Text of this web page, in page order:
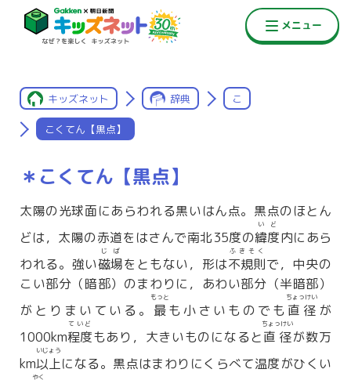
キッズネット 辞典 こ
こくてん【黒点】
＊こくてん【黒点】
太陽の光球面にあらわれる黒いはん点。黒点のほとん
どは，太陽の赤道をはさんで南北35度の緯度
いど
内にあら
われる。強い磁場
じば
をともない，形は不規則
ふきそく
で，中央の
こい部分（暗部）のまわりに，あわい部分（半暗部）
がとりまいている。 最
もっと
も小さいものでも 直径
ちょっけい
が
1000km程度
ていど
もあり，大きいものになると直径
ちょっけい
が数万
km以上
いじょう
になる。黒点はまわりにくらべて温度がひくい
やく